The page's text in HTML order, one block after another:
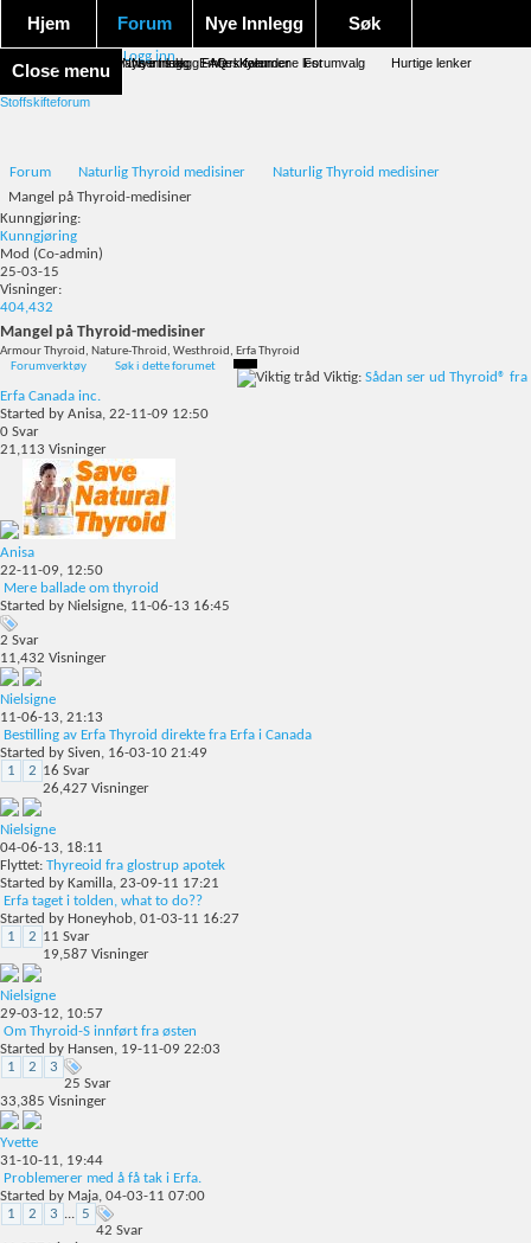
Hjem Forum
Nye innlegg FAQ Kalender Forumvalg Hurtige lenker
Nye Innlegg
Nye innlegg Merk forumene lest
Søk
Avansert søk Emneskyen
Close menu
Logg inn
Stoffskifteforum
Forum Naturlig Thyroid medisiner
Naturlig Thyroid medisiner
Mangel på Thyroid-medisiner
Kunngjøring:
Kunngjøring
Mod (Co-admin)
25-03-15
Visninger:
404,432
Mangel på Thyroid-medisiner
Armour Thyroid, Nature-Throid, Westhroid, Erfa Thyroid
Forumverktøy
Søk i dette forumet
Viktig: Sådan ser ud Thyroid® fra
Erfa Canada inc.
Started by Anisa, 22-11-09 12:50
0 Svar
21,113 Visninger
Anisa
22-11-09, 12:50
Mere ballade om thyroid
Started by Nielsigne, 11-06-13 16:45
2 Svar
11,432 Visninger
Nielsigne
11-06-13, 21:13
Bestilling av Erfa Thyroid direkte fra Erfa i Canada
Started by Siven, 16-03-10 21:49
1
2 16 Svar
26,427 Visninger
Nielsigne
04-06-13, 18:11
Flyttet: Thyreoid fra glostrup apotek
Started by Kamilla, 23-09-11 17:21
Erfa taget i tolden, what to do??
Started by Honeyhob, 01-03-11 16:27
1
2 11 Svar
19,587 Visninger
Nielsigne
29-03-12, 10:57
Om Thyroid-S innført fra østen
Started by Hansen, 19-11-09 22:03
1
2
3
25 Svar
33,385 Visninger
Yvette
31-10-11, 19:44
Problemerer med å få tak i Erfa.
Started by Maja, 04-03-11 07:00
1
2 3 ... 5
42 Svar